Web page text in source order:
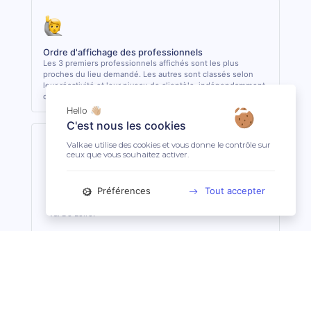
Ordre d'affichage des professionnels
Les 3 premiers professionnels affichés sont les plus
proches du lieu demandé. Les autres sont classés selon
leur réactivité et leur niveau de clientèle, indépendamment
de la distance.
Saint-Amand-Montrond est une ville de 9 899 habitants
Val De Loire.
Hello 👋🏼
C'est nous les cookies
Valkae utilise des cookies et vous donne le contrôle sur
ceux que vous souhaitez activer.
Préférences Tout accepter